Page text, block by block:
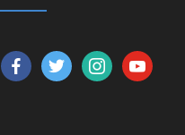
facebooktwitterinstagramyoutube